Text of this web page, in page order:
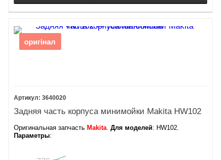
оригінал
3640020
Задняя часть корпуса минимойки Makita HW102
Оригинальная запчасть Makita.Для моделей: HW102.
Параметры: